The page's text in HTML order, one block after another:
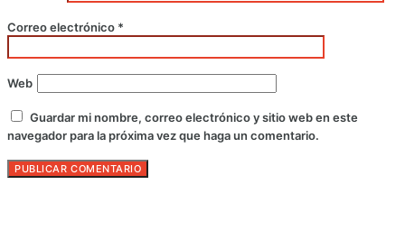
Correo electrónico *
Web
Guardar mi nombre, correo electrónico y sitio web en este
navegador para la próxima vez que haga un comentario.